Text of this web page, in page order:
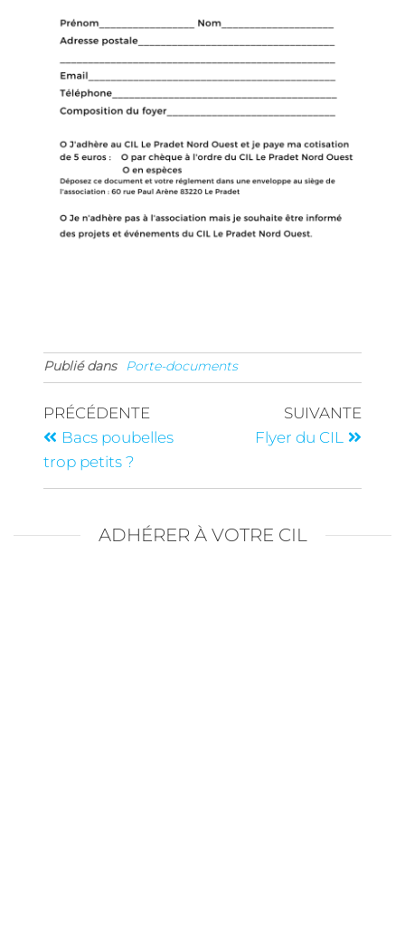
Publié dans Porte-documents
PRÉCÉDENTE
Bacs poubelles
trop petits ?
SUIVANTE
Flyer du CIL
ADHÉRER À VOTRE CIL